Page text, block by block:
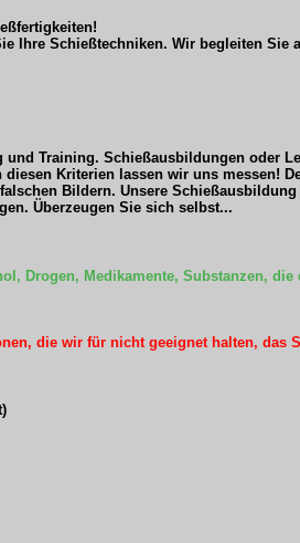
Ihre Schießtechniken. Wir begleiten Sie
Training. Schießausbildungen oder
Kriterien lassen wir uns messen!
Bildern. Unsere
Überzeugen Sie sich selbst...
Drogen, Medikamente, Substanzen, die
die wir für nicht geeignet halten, das